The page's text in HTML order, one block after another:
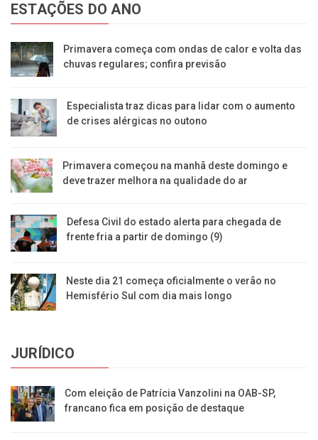
ESTAÇÕES DO ANO
Primavera começa com ondas de calor e volta das
chuvas regulares; confira previsão
Especialista traz dicas para lidar com o aumento
de crises alérgicas no outono
Primavera começou na manhã deste domingo e
deve trazer melhora na qualidade do ar
Defesa Civil do estado alerta para chegada de
frente fria a partir de domingo (9)
Neste dia 21 começa oficialmente o verão no
Hemisfério Sul com dia mais longo
JURÍDICO
Com eleição de Patrícia Vanzolini na OAB-SP,
francano fica em posição de destaque